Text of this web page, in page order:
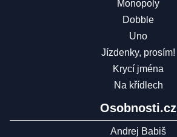
Monopoly
Dobble
Uno
Jízdenky, prosím!
Krycí jména
Na křídlech
Osobnosti.cz
Andrej Babiš